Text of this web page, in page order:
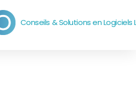
Conseils & Solutions en Logiciels